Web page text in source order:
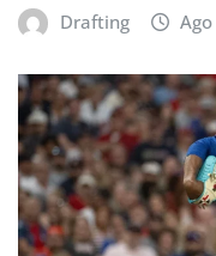
Drafting